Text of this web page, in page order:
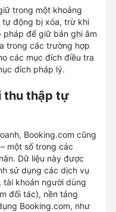
trong một khoảng
tự động bị xóa, trừ khi
pháp để giữ bản ghi âm
trong các trường hợp
các mục đích điều tra
đích pháp lý.
thu thập tự
Booking.com cũng
một số trong các
Dữ liệu này được
sử dụng các dịch vụ
khoản người dùng
đối tác), nền tảng
Booking.com, như